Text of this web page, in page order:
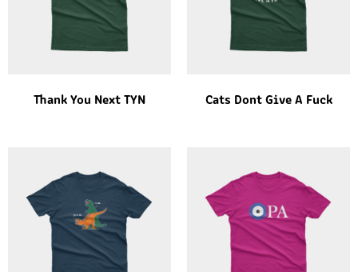
Thank You Next TYN Cats Dont Give A Fuck